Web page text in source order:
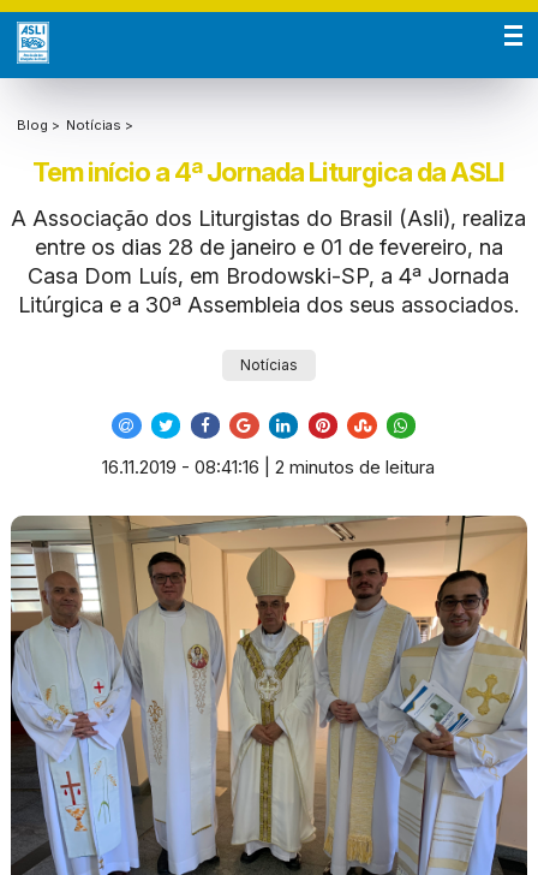
Blog > Notícias >
Tem início a 4ª Jornada Liturgica da ASLI
A Associação dos Liturgistas do Brasil (Asli), realiza
entre os dias 28 de janeiro e 01 de fevereiro, na
Casa Dom Luís, em Brodowski-SP, a 4ª Jornada
Litúrgica e a 30ª Assembleia dos seus associados.
Notícias
16.11.2019 - 08:41:16 | 2 minutos de leitura